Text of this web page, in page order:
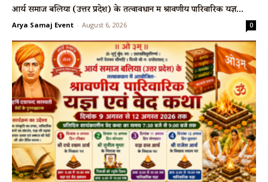
आर्य समाज बलिया (उत्तर प्रदेश) के तत्वावधान में श्रावणीय पारिवारिक यज्ञ...
Arya Samaj Event - August 6, 2026 0